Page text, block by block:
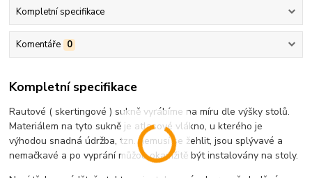
Kompletní specifikace
Komentáře 0
Kompletní specifikace
Rautové ( skertingové ) sukně vyrábíme na míru dle výšky stolů.
Materiálem na tyto sukně je atlasové vlákno, u kterého je
výhodou snadná údržba, tzn. nemusí se žehlit, jsou splývavé a
nemačkavé a po vyprání můžou okamžitě být instalovány na stoly.